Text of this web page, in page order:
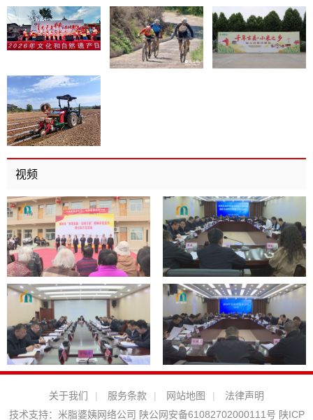
视频
关于我们 | 服务条款 | 网站地图 |
法律声明
技术支持： 米脂婆姨网络公司 陕公网安备61082702000111号 陕ICP